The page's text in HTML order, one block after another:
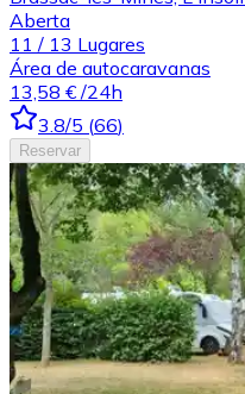
Aberta
11 / 13 Lugares
Área de autocaravanas
13,58 € /24h
3.8/5 (66)
Reservar